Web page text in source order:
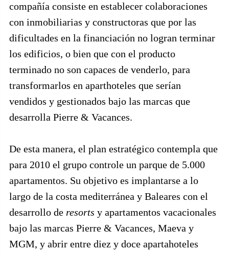
compañía consiste en establecer colaboraciones
con inmobiliarias y constructoras que por las
dificultades en la financiación no logran terminar
los edificios, o bien que con el producto
terminado no son capaces de venderlo, para
transformarlos en aparthoteles que serían
vendidos y gestionados bajo las marcas que
desarrolla Pierre & Vacances.
De esta manera, el plan estratégico contempla que
para 2010 el grupo controle un parque de 5.000
apartamentos. Su objetivo es implantarse a lo
largo de la costa mediterránea y Baleares con el
desarrollo de resorts y apartamentos vacacionales
bajo las marcas Pierre & Vacances, Maeva y
MGM, y abrir entre diez y doce apartahoteles